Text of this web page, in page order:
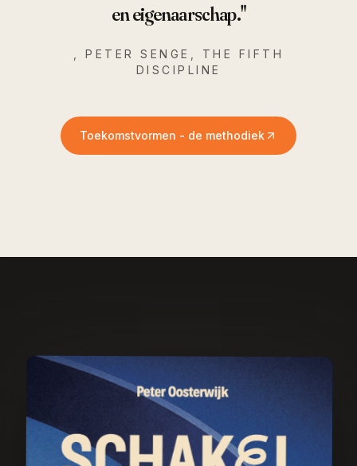
en eigenaarschap."
, PETER SENGE, THE FIFTH
DISCIPLINE
Toekomstvormen - de methodiek